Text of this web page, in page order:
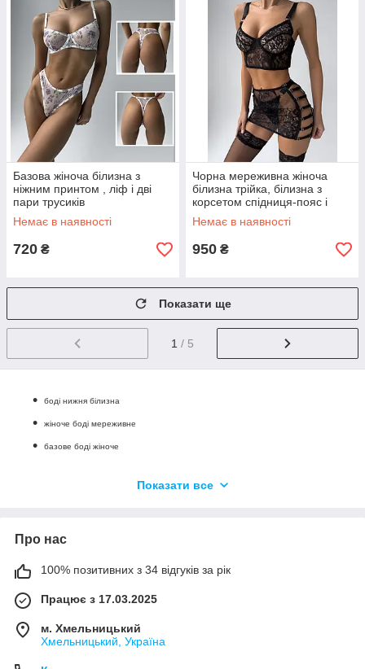
Базова жіноча білизна з
ніжним принтом , ліф і дві
пари трусиків
Немає в наявності
720 ₴
Чорна мереживна жіноча
білизна трійка, білизна з
корсетом спідниця-пояс і
трусики
Немає в наявності
950 ₴
Показати ще
1 / 5
боді нижня білизна
жіноче боді мереживне
базове боді жіноче
Показати все
Про нас
100% позитивних з 34 відгуків за рік
Працює з 17.03.2025
м. Хмельницький
Хмельницький, Україна